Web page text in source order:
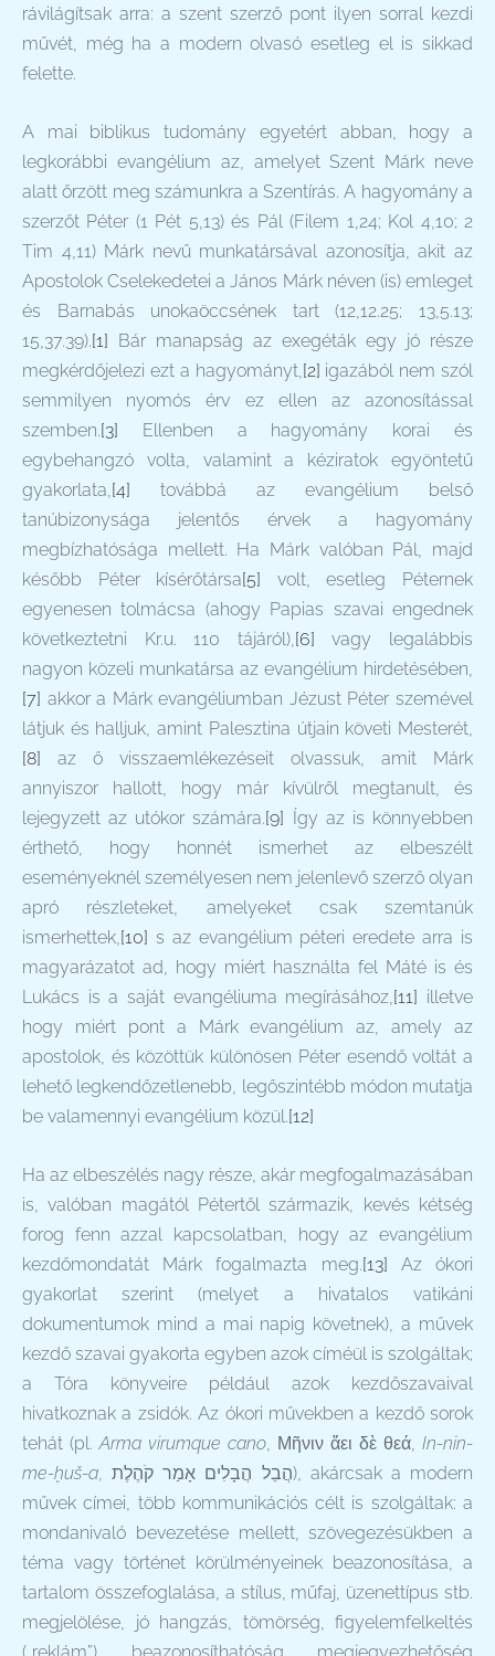
rávilágítsak arra: a szent szerző pont ilyen sorral kezdi
művét, még ha a modern olvasó esetleg el is sikkad
felette.
A mai biblikus tudomány egyetért abban, hogy a
legkorábbi evangélium az, amelyet Szent Márk neve
alatt őrzött meg számunkra a Szentírás. A hagyomány a
szerzőt Péter (1 Pét 5,13) és Pál (Filem 1,24; Kol 4,10; 2
Tim 4,11) Márk nevű munkatársával azonosítja, akit az
Apostolok Cselekedetei a János Márk néven (is) emleget
és Barnabás unokaöccsének tart (12,12.25; 13,5.13;
15,37.39).[1] Bár manapság az exegéták egy jó része
megkérdőjelezi ezt a hagyományt,[2] igazából nem szól
semmilyen nyomós érv ez ellen az azonosítással
szemben.[3] Ellenben a hagyomány korai és
egybehangzó volta, valamint a kéziratok egyöntetű
gyakorlata,[4] továbbá az evangélium belső
tanúbizonysága jelentős érvek a hagyomány
megbízhatósága mellett. Ha Márk valóban Pál, majd
később Péter kísérőtársa[5] volt, esetleg Péternek
egyenesen tolmácsa (ahogy Papias szavai engednek
következtetni Kr.u. 110 tájáról),[6] vagy legalábbis
nagyon közeli munkatársa az evangélium hirdetésében,
[7] akkor a Márk evangéliumban Jézust Péter szemével
látjuk és halljuk, amint Palesztina útjain követi Mesterét,
[8] az ő visszaemlékezéseit olvassuk, amit Márk
annyiszor hallott, hogy már kívülről megtanult, és
lejegyzett az utókor számára.[9] Így az is könnyebben
érthető, hogy honnét ismerhet az elbeszélt
eseményeknél személyesen nem jelenlevő szerző olyan
apró részleteket, amelyeket csak szemtanúk
ismerhettek,[10] s az evangélium péteri eredete arra is
magyarázatot ad, hogy miért használta fel Máté is és
Lukács is a saját evangéliuma megírásához,[11] illetve
hogy miért pont a Márk evangélium az, amely az
apostolok, és közöttük különösen Péter esendő voltát a
lehető legkendőzetlenebb, legőszintébb módon mutatja
be valamennyi evangélium közül.[12]
Ha az elbeszélés nagy része, akár megfogalmazásában
is, valóban magától Pétertől származik, kevés kétség
forog fenn azzal kapcsolatban, hogy az evangélium
kezdőmondatát Márk fogalmazta meg.[13] Az ókori
gyakorlat szerint (melyet a hivatalos vatikáni
dokumentumok mind a mai napig követnek), a művek
kezdő szavai gyakorta egyben azok címéül is szolgáltak;
a Tóra könyveire például azok kezdőszavaival
hivatkoznak a zsidók. Az ókori művekben a kezdő sorok
tehát (pl. Arma virumque cano , Μῆνιν ἄει δὲ θεά, In-nin-
me-ḫuš-a ,הֲבֵל הֲבָלִים אָמַר קֹהֶלֶת), akárcsak a modern
művek címei, több kommunikációs célt is szolgáltak: a
mondanivaló bevezetése mellett, szövegezésükben a
téma vagy történet körülményeinek beazonosítása, a
tartalom összefoglalása, a stílus, műfaj, üzenettípus stb.
megjelölése, jó hangzás, tömörség, figyelemfelkeltés
(„reklám”), beazonosíthatóság, megjegyezhetőség